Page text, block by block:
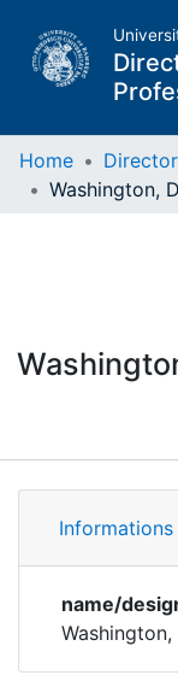
Corporations
Historic
Home
Washington,
Informations
name/
Washington,